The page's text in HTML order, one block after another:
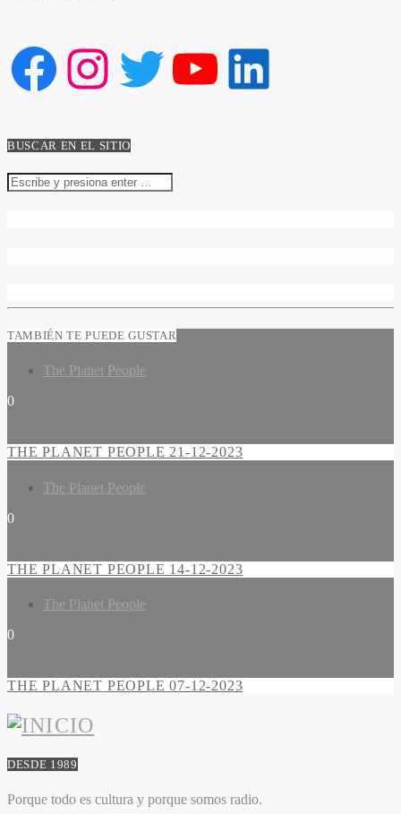
Facebook
Instagram
Twitter
YouTube
LinkedIn
BUSCAR EN EL SITIO
TAMBIÉN TE PUEDE GUSTAR
The Planet People
0
THE PLANET PEOPLE 21-12-2023
The Planet People
0
THE PLANET PEOPLE 14-12-2023
The Planet People
0
THE PLANET PEOPLE 07-12-2023
DESDE 1989
Porque todo es cultura y porque somos radio.